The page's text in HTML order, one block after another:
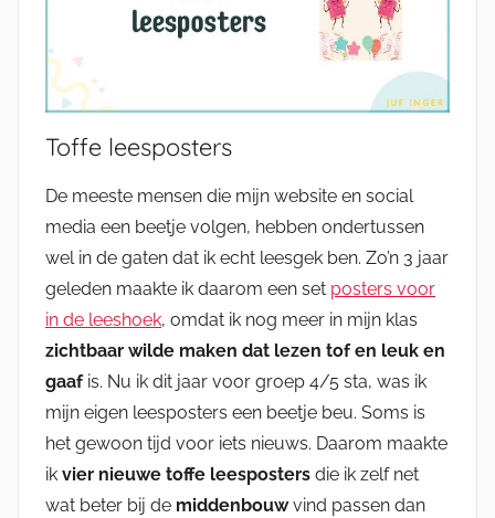
Toffe leesposters
De meeste mensen die mijn website en social
media een beetje volgen, hebben ondertussen
wel in de gaten dat ik echt leesgek ben. Zo’n 3 jaar
geleden maakte ik daarom een set posters voor
in de leeshoek, omdat ik nog meer in mijn klas
zichtbaar wilde maken dat lezen tof en leuk en
gaafis. Nu ik dit jaar voor groep 4/5 sta, was ik
mijn eigen leesposters een beetje beu. Soms is
het gewoon tijd voor iets nieuws. Daarom maakte
ik vier nieuwe toffe leesposters die ik zelf net
wat beter bij de middenbouwvind passen dan